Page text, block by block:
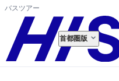
バスツアー
首都圏版